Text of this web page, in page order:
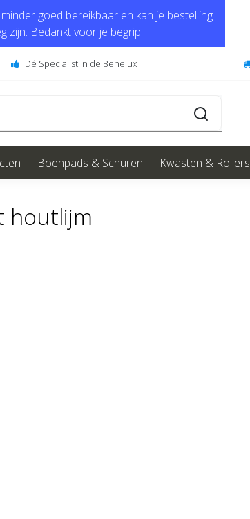
goed bereikbaar en kan je bestelling
zijn. Bedankt voor je begrip!
Dé Specialist in de Benelux
Boenpads & Schuren Kwasten & Rollers
houtlijm